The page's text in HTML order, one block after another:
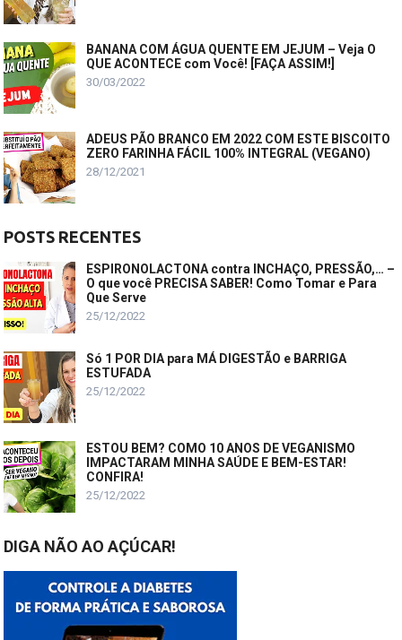
BANANA COM ÁGUA QUENTE EM JEJUM – Veja O
QUE ACONTECE com Você! [FAÇA ASSIM!]
30/03/2022
ADEUS PÃO BRANCO EM 2022 COM ESTE BISCOITO
ZERO FARINHA FÁCIL 100% INTEGRAL (VEGANO)
28/12/2021
POSTS RECENTES
ESPIRONOLACTONA contra INCHAÇO, PRESSÃO,… –
O que você PRECISA SABER! Como Tomar e Para
Que Serve
25/12/2022
Só 1 POR DIA para MÁ DIGESTÃO e BARRIGA
ESTUFADA
25/12/2022
ESTOU BEM? COMO 10 ANOS DE VEGANISMO
IMPACTARAM MINHA SAÚDE E BEM-ESTAR!
CONFIRA!
25/12/2022
DIGA NÃO AO AÇÚCAR!